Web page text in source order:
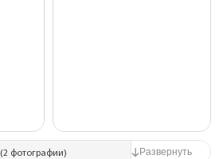
(2 фотографии)